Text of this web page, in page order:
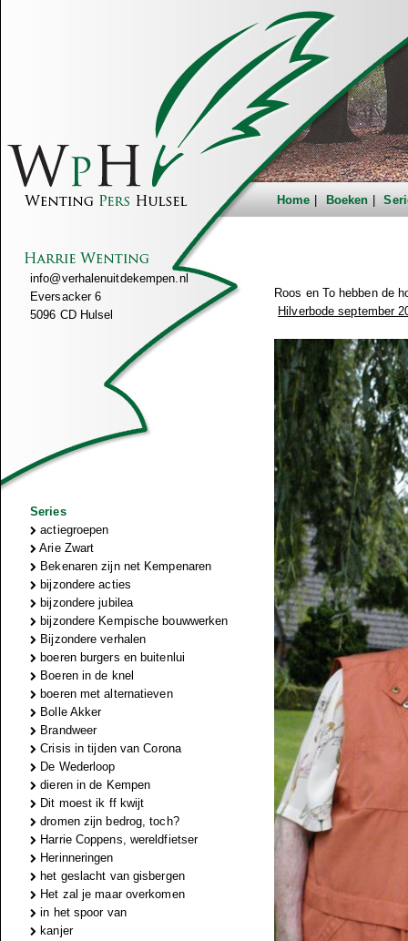
Home Boeken
info@verhalenuitdekempen.nl
Eversacker 6
5096 CD Hulsel
Series
actiegroepen
Arie Zwart
Bekenaren zijn net Kempenaren
bijzondere acties
bijzondere jubilea
bijzondere Kempische bouwwerken
Bijzondere verhalen
boeren burgers en buitenlui
Boeren in de knel
boeren met alternatieven
Bolle Akker
Brandweer
Crisis in tijden van Corona
De Wederloop
dieren in de Kempen
Dit moest ik ff kwijt
dromen zijn bedrog, toch?
Harrie Coppens, wereldfietser
Herinneringen
het geslacht van gisbergen
Het zal je maar overkomen
in het spoor van
kanjer
Roos en To hebben de
Hilverbode september